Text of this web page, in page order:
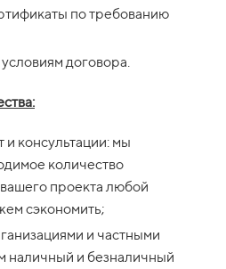
по требованию
договора.
и консультации: мы
количество
проекта любой
сэкономить;
и частными
наличный и безналичный